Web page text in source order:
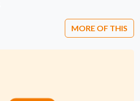
MORE OF THIS